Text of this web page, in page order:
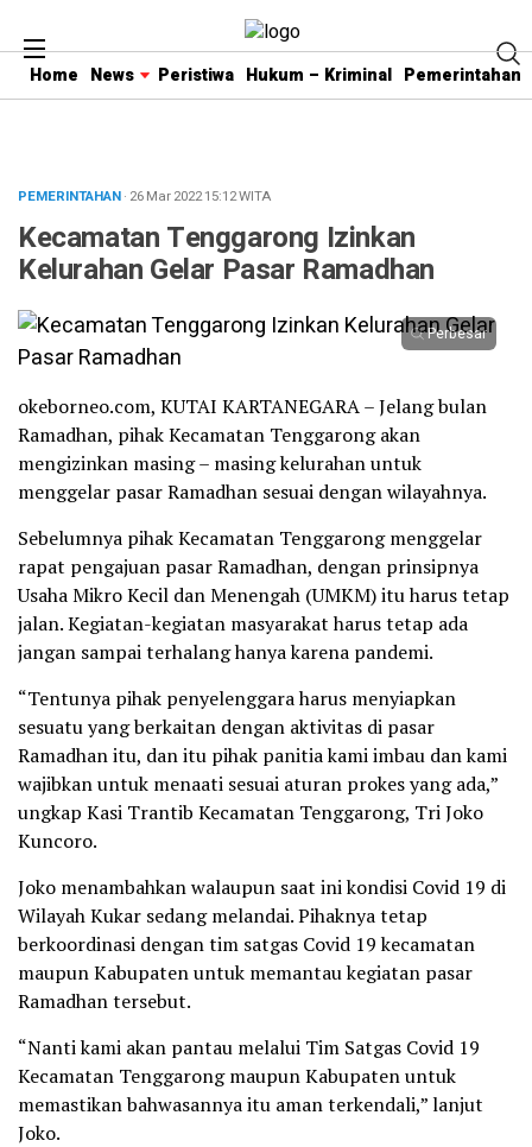
Home News Peristiwa Hukum – Kriminal Pemerintahan
PEMERINTAHAN· 26 Mar 202215:12WITA
Kecamatan Tenggarong Izinkan
Kelurahan Gelar Pasar Ramadhan
Perbesar
okeborneo.com, KUTAI KARTANEGARA – Jelang bulan
Ramadhan, pihak Kecamatan Tenggarong akan
mengizinkan masing – masing kelurahan untuk
menggelar pasar Ramadhan sesuai dengan wilayahnya.
Sebelumnya pihak Kecamatan Tenggarong menggelar
rapat pengajuan pasar Ramadhan, dengan prinsipnya
Usaha Mikro Kecil dan Menengah (UMKM) itu harus tetap
jalan. Kegiatan-kegiatan masyarakat harus tetap ada
jangan sampai terhalang hanya karena pandemi.
“Tentunya pihak penyelenggara harus menyiapkan
sesuatu yang berkaitan dengan aktivitas di pasar
Ramadhan itu, dan itu pihak panitia kami imbau dan kami
wajibkan untuk menaati sesuai aturan prokes yang ada,”
ungkap Kasi Trantib Kecamatan Tenggarong, Tri Joko
Kuncoro.
Joko menambahkan walaupun saat ini kondisi Covid 19 di
Wilayah Kukar sedang melandai. Pihaknya tetap
berkoordinasi dengan tim satgas Covid 19 kecamatan
maupun Kabupaten untuk memantau kegiatan pasar
Ramadhan tersebut.
“Nanti kami akan pantau melalui Tim Satgas Covid 19
Kecamatan Tenggarong maupun Kabupaten untuk
memastikan bahwasannya itu aman terkendali,” lanjut
Joko.